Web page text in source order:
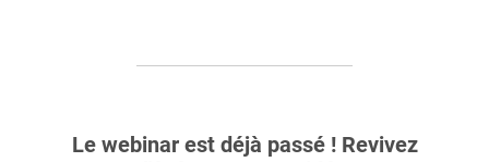
Le webinar est déjà passé ! Revivez